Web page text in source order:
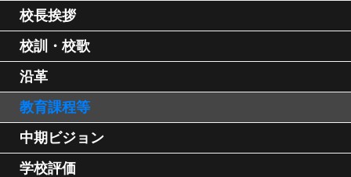
校長挨拶
校訓・校歌
沿革
教育課程等
中期ビジョン
学校評価